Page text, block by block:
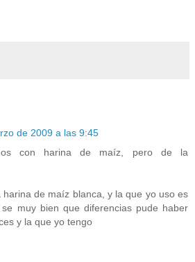
de 2009 a las 9:45
con harina de maíz, pero de la
harina de maíz blanca, y la que yo uso es
muy bien que diferencias pude haber
y la que yo tengo